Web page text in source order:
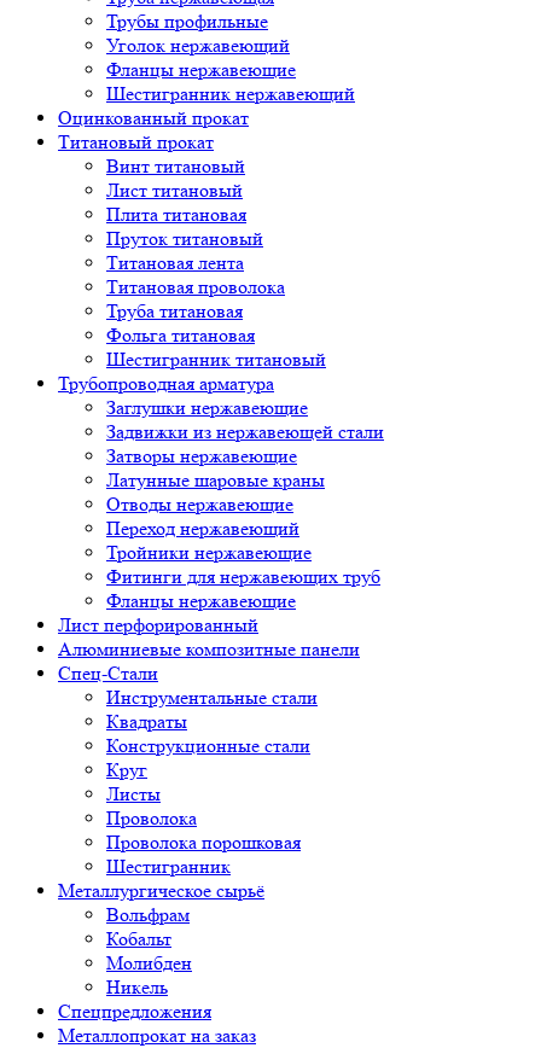
Трубы профильные
Уголок нержавеющий
Фланцы нержавеющие
Шестигранник нержавеющий
Оцинкованный прокат
Титановый прокат
Винт титановый
Лист титановый
Плита титановая
Пруток титановый
Титановая лента
Титановая проволока
Труба титановая
Фольга титановая
Шестигранник титановый
Трубопроводная арматура
Заглушки нержавеющие
Задвижки из нержавеющей стали
Затворы нержавеющие
Латунные шаровые краны
Отводы нержавеющие
Переход нержавеющий
Тройники нержавеющие
Фитинги для нержавеющих труб
Фланцы нержавеющие
Лист перфорированный
Алюминиевые композитные панели
Спец-Стали
Инструментальные стали
Квадраты
Конструкционные стали
Круг
Листы
Проволока
Проволока порошковая
Шестигранник
Металлургическое сырьё
Вольфрам
Кобальт
Молибден
Никель
Спецпредложения
Металлопрокат на заказ